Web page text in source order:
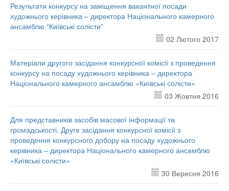
Результати конкурсу на заміщення вакантної посади
художнього керівника – директора Національного камерного
ансамблю “Київські солісти”
02 Лютого 2017
Матеріали другого засідання конкурсної комісії з проведення
конкурсу на посаду художнього керівника – директора
Національного камерного ансамблю «Київські солісти»
03 Жовтня 2016
Для представників засобів масової інформації та
громадськості. Друге засідання конкурсної комісії з
проведення конкурсного добору на посаду художнього
керівника – директора Національного камерного ансамблю
«Київські солісти»
30 Вересня 2016